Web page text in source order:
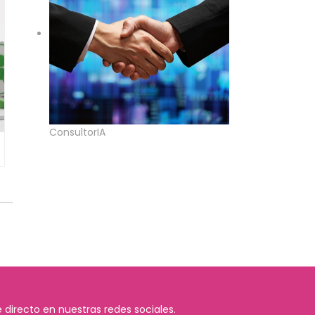
ConsultorIA
directo en nuestras redes sociales.